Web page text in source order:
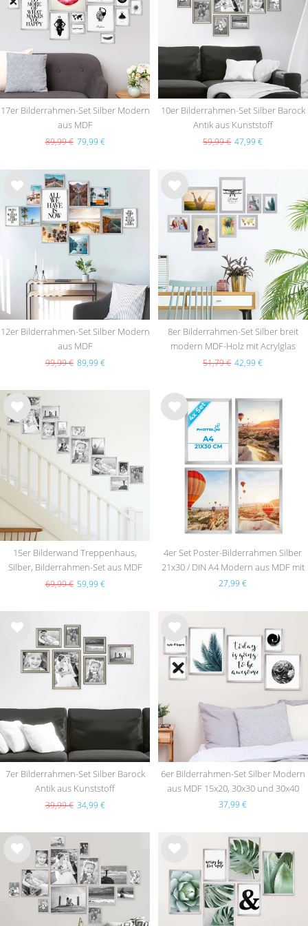
hlist
17er Bilderrahmen-Set Silber Modern
aus MDF
89,99 € 79,99 €
hlist
10er Bilderrahmen-Set Silber Barock
Antik aus Kunststoff
59,99 € 47,99 €
nsc
hlist
12er Bilderrahmen-Set Silber Modern
aus MDF
99,99 € 89,99 €
Wu
hlist
8er Bilderrahmen-Set Silber breit
modern MDF-Holz mit Acrylglas
51,79 € 42,99 €
Wu
nsc
hlist
15er Bilderwand Treppenhaus,
Silber, Bilderrahmen-Set aus MDF
69,99 € 59,99 €
Wu
4er Set Poster-Bilderrahmen Silber
21x30 / DIN A4 Modern aus MDF mit
Acrylglas
27,99 €
nsc
hlist
7er Bilderrahmen-Set Silber Barock
Antik aus Kunststoff
39,99 € 34,99 €
Wu
nsc
hlist
e
6er Bilderrahmen-Set Silber Modern
aus MDF 15x20, 30x30 und 30x40
37,99 €
nsc
hlist
e
nsc
hlist
e